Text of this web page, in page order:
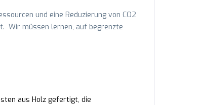
und eine Reduzierung von CO2
Wir müssen lernen, auf begrenzte
aus Holz gefertigt, die